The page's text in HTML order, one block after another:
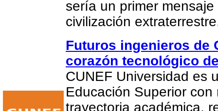
sería un primer
civilización
Futuros ingenieros de
corazón tecnológico
CUNEF Universidad es
Educación Superior
trayectoria académica,